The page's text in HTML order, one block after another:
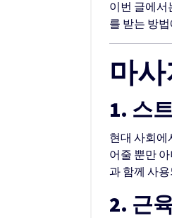
이번 글에서
를 받는 방
마
1. 스
현대 사회에
어줄 뿐만
과 함께 사
2. 근